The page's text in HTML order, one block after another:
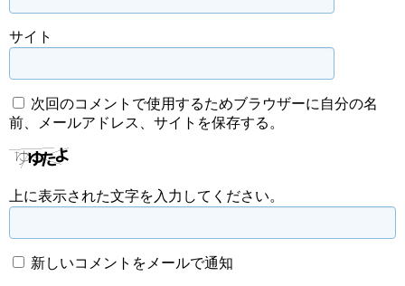
サイト
次回のコメントで使用するためブラウザーに自分の名
前、メールアドレス、サイトを保存する。
上に表示された文字を入力してください。
新しいコメントをメールで通知